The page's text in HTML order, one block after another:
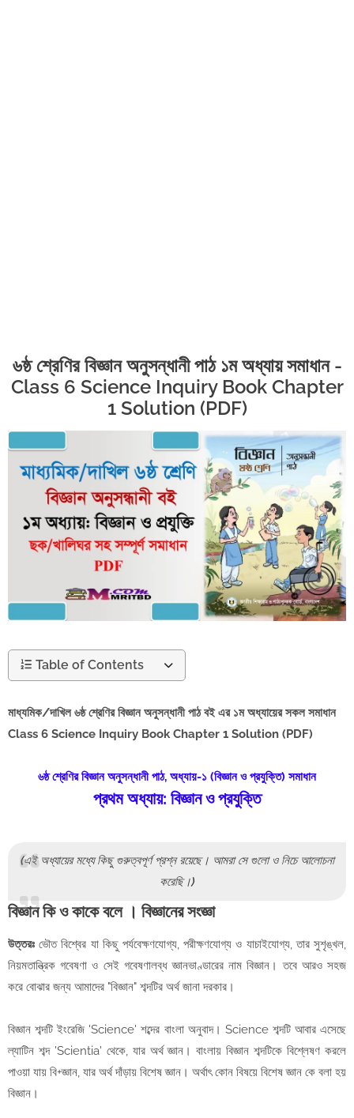
৬ষ্ঠ শ্রেণির বিজ্ঞান অনুসন্ধানী পাঠ ১ম অধ্যায় সমাধান -
Class 6 Science Inquiry Book Chapter
1 Solution (PDF)
Table of Contents
মাধ্যমিক/দাখিল ৬ষ্ঠ শ্রেণির বিজ্ঞান অনুসন্ধানী পাঠ বই এর ১ম অধ্যায়ের সকল সমাধান
Class 6 Science Inquiry Book Chapter 1 Solution (PDF)
৬ষ্ঠ শ্রেণির বিজ্ঞান অনুসন্ধানী পাঠ, অধ্যায়-১ (বিজ্ঞান ও প্রযুক্তি) সমাধান
প্রথম অধ্যায়: বিজ্ঞান ও প্রযুক্তি
(এই অধ্যায়ের মধ্যে কিছু গুরুত্বপূর্ণ প্রশ্ন রয়েছে। আমরা সে গুলো ও নিচে আলোচনা
করেছি।)
বিজ্ঞান কি ও কাকে বলে । বিজ্ঞানের সংজ্ঞা
উত্তরঃ ভৌত বিশ্বের যা কিছু পর্যবেক্ষণযোগ্য, পরীক্ষণযোগ্য ও যাচাইযোগ্য, তার সুশৃঙ্খল,
নিয়মতান্ত্রিক গবেষণা ও সেই গবেষণালব্ধ জ্ঞানভাণ্ডারের নাম বিজ্ঞান। তবে আরও সহজ
করে বোঝার জন্য আমাদের "বিজ্ঞান" শব্দটির অর্থ জানা দরকার।
বিজ্ঞান শব্দটি ইংরেজি 'Science' শব্দের বাংলা অনুবাদ। Science শব্দটি আবার এসেছে
ল্যাটিন শব্দ 'Scientia' থেকে, যার অর্থ জ্ঞান। বাংলায় বিজ্ঞান শব্দটিকে বিশ্লেষণ করলে
পাওয়া যায় বি+জ্ঞান, যার অর্থ দাঁড়ায় বিশেষ জ্ঞান। অর্থাৎ কোন বিষয়ে বিশেষ জ্ঞান কে বলা হয়
বিজ্ঞান।